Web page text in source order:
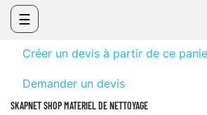
Basculer
la
navigation
☰
D'ENTRETIEN
CONCENTRÉS
Créer un devis à partir de ce
Demander un devis
SKAPNET SHOP MATERIEL DE NETTOYAGE